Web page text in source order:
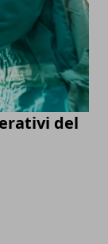
del